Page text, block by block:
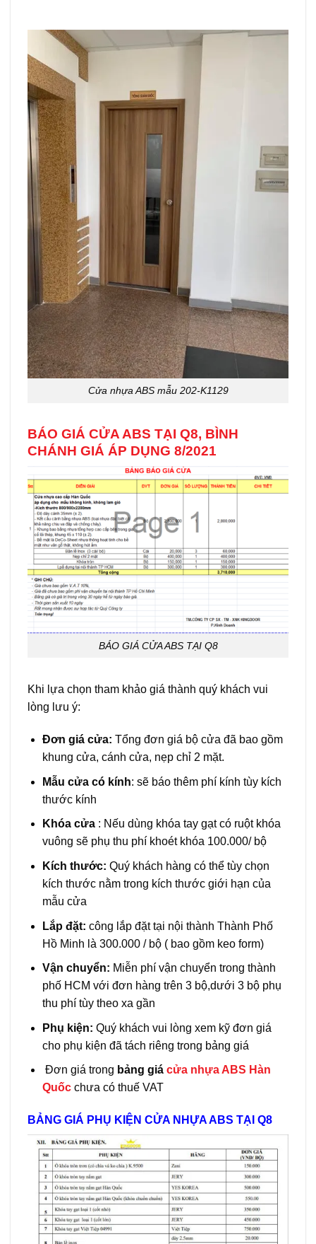
Cửa nhựa ABS mẫu 202-K1129
BÁO GIÁ CỬA ABS TẠI Q8, BÌNH
CHÁNH GIÁ ÁP DỤNG 8/2021
BÁO GIÁ CỬA ABS TẠI Q8
Khi lựa chọn tham khảo giá thành quý khách vui
lòng lưu ý:
Đơn giá cửa: Tổng đơn giá bộ cửa đã bao gồm
khung cửa, cánh cửa, nẹp chỉ 2 mặt.
Mẫu cửa có kính: sẽ báo thêm phí kính tùy kích
thước kính
Khóa cửa: Nếu dùng khóa tay gạt có ruột khóa
vuông sẽ phụ thu phí khoét khóa 100.000/ bộ
Kích thước: Quý khách hàng có thể tùy chọn
kích thước nằm trong kích thước giới hạn của
mẫu cửa
Lắp đặt: công lắp đặt tại nội thành Thành Phố
Hồ Minh là 300.000 / bộ ( bao gồm keo form)
Vận chuyển: Miễn phí vận chuyển trong thành
phố HCM với đơn hàng trên 3 bộ,dưới 3 bộ phụ
thu phí tùy theo xa gần
Phụ kiện: Quý khách vui lòng xem kỹ đơn giá
cho phụ kiện đã tách riêng trong bảng giá
Đơn giá trong bảng giá cửa nhựa ABS Hàn
Quốcchưa có thuế VAT
BẢNG GIÁ PHỤ KIỆN CỬA NHỰA ABS TẠI Q8